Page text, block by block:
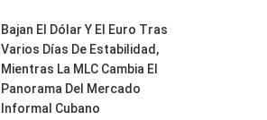
Bajan El Dólar Y El Euro Tras
Varios Días De Estabilidad,
Mientras La MLC Cambia El
Panorama Del Mercado
Informal Cubano